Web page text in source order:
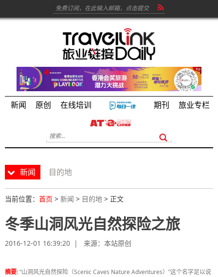
新闻 原创 在线培训 期刊 旅业专栏
新闻 目的地
当前位置： 首页 > 新闻 > 目的地 > 正文
冬季山洞风光自然探险之旅
2016-12-01 16:39:20 | 来源： 本站原创
摘要:“山洞风光自然探险（Scenic Caves Nature Adventures）”这个名字足以说